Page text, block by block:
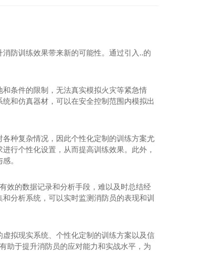
防训练效果带来新的可能性。通过引入..的
条件的限制，无法真实模拟火灾等紧急情
和仿真器材，可以在安全控制范围内模拟出
种复杂情况，因此个性化定制的训练方案尤
行个性化设置，从而提高训练效果。此外，
。
效的数据记录和分析手段，难以及时总结经
分析系统，可以实时监测消防员的表现和训
拟现实系统、个性化定制的训练方案以及信
助于提升消防员的应对能力和实战水平，为